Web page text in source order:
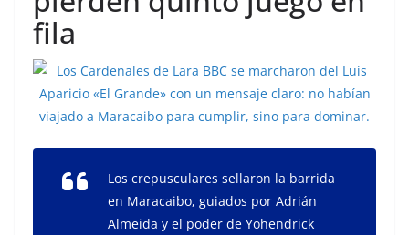
fila
Los crepusculares sellaron la barrida
en Maracaibo, guiados por Adrián
Almeida y el poder de Yohendrick